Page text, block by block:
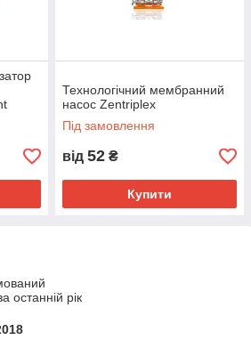
Технологічний мембранний
насос Zentriplex
Під замовлення
від 52 ₴
Купити
останній рік